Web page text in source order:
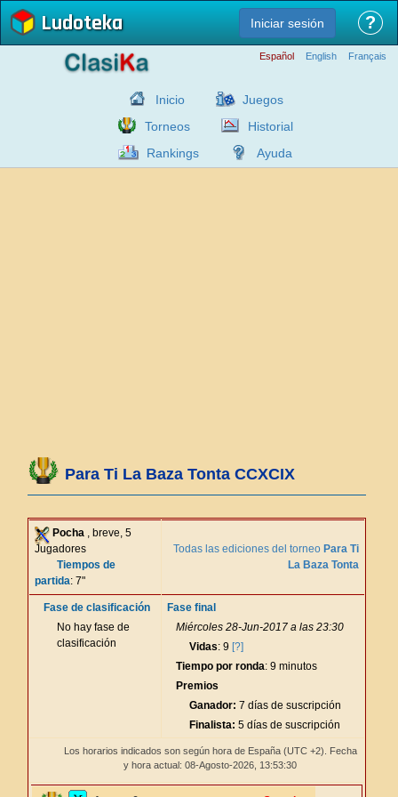
Ludoteka Iniciar sesión ?
Español English Français
Inicio
Juegos
Torneos
Historial
Rankings
Ayuda
Para Ti La Baza Tonta CCXCIX
Pocha , breve, 5
Jugadores
Tiempos de
partida: 7"
Todas las ediciones del torneo Para Ti
La Baza Tonta
Fase de clasificación
No hay fase de
clasificación
Fase final
Miércoles 28-Jun-2017 a las 23:30
Vidas: 9 [?]
Tiempo por ronda: 9 minutos
Premios
Ganador: 7 días de suscripción
Finalista: 5 días de suscripción
Los horarios indicados son según hora de España (UTC +2). Fecha
y hora actual: 08-Agosto-2026, 13:53:31